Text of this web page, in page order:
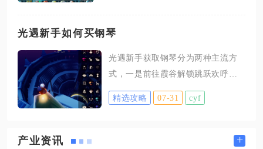
面完整展开，不用切换其他子菜
单，直接查看界面右下角区域，就
能看见标注着重放字样的功能按
情动
氪快速入手和限定外观收集两种需
就能稳定把斧头收入仓库，适配跑
刀、近距离反杀、清缴AI人机等多种
对局玩法。对局内拾取是最无门槛的
获取方式，进入烽火地带、航天基
锁定高级储物箱、地下武器库、据点
光遇新手如何买钢琴
光遇新手获取钢琴分为两种主流方
式，一是前往霞谷解锁跳跃欢呼先
祖，消耗10颗爱心兑换黑色钢琴，
二是在游戏商城购买大音乐家礼包
功能完全一致，仅外观配色存在区
精选攻略 07-31 cyf
产业资讯 +